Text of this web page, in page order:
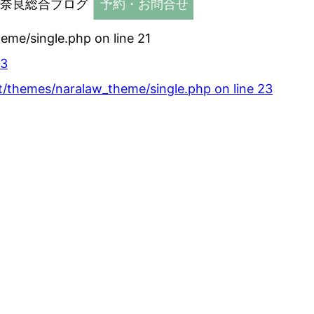
奈良総合ブログ 予約・お問合せ
single.php on line 21
naralaw_theme/single.php on line 23